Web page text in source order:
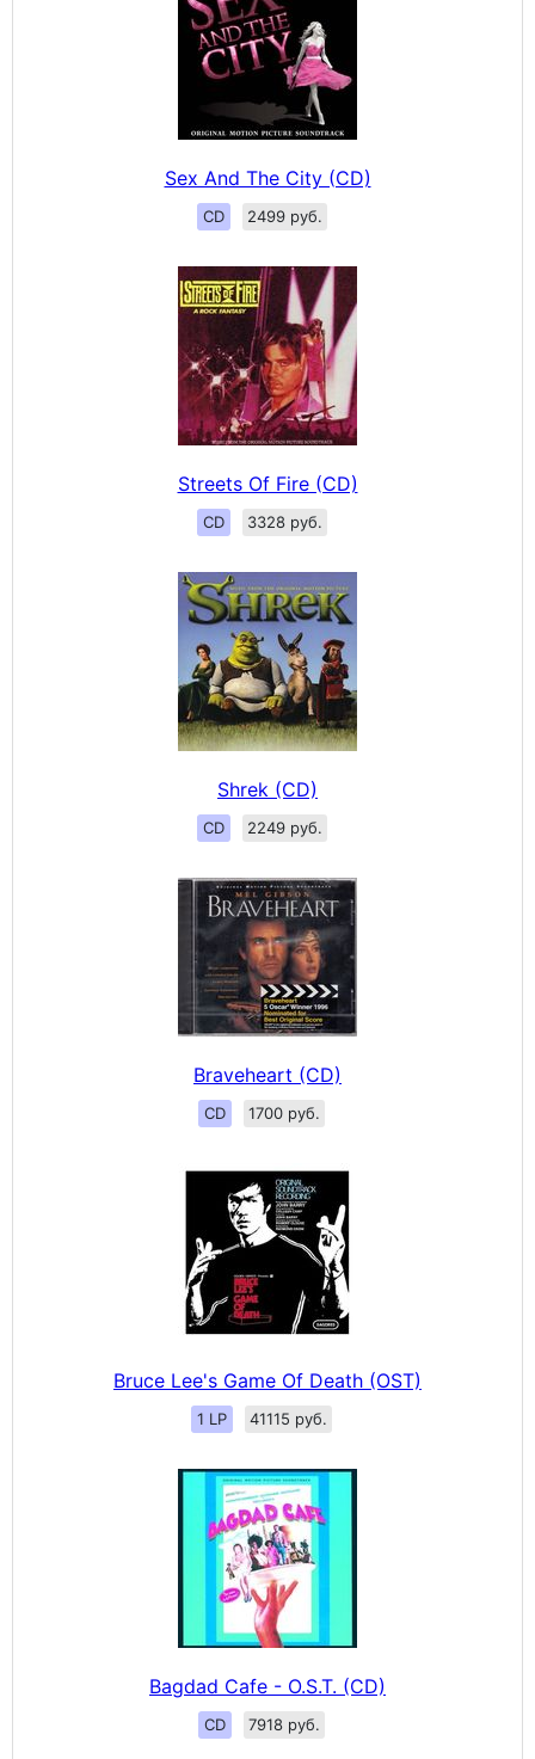
Sex And The City (CD)
CD 2499 руб.
Streets Of Fire (CD)
CD 3328 руб.
Shrek (CD)
CD 2249 руб.
Braveheart (CD)
CD 1700 руб.
Bruce Lee's Game Of Death (OST)
1 LP 41115 руб.
Bagdad Cafe - O.S.T. (CD)
CD 7918 руб.